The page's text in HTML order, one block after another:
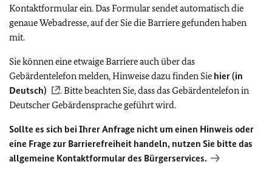
Kontaktformular ein. Das Formular sendet automatisch die
genaue Webadresse, auf der Sie die Barriere gefunden haben
mit.
Sie können eine etwaige Barriere auch über das
Gebärdentelefon melden, Hinweise dazu finden Sie hier (in
Deutsch)
. Bitte beachten Sie, dass das Gebärdentelefon in
Deutscher Gebärdensprache geführt wird.
Sollte es sich bei Ihrer Anfrage nicht um einen Hinweis oder
eine Frage zur Barrierefreiheit handeln, nutzen Sie bitte das
allgemeine Kontaktformular des Bürgerservices.